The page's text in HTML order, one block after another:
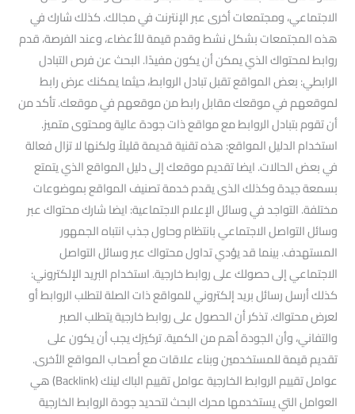
الاجتماعي، ومجتمعات أخرى عبر الإنترنت في مجالك. كذلك شارك في
هذه المجتمعات بشكل نشط وقدم قيمة للأعضاء، وعند الفرصة، قدم
روابط لمحتواك الذي يمكن أن يكون مفيدًا. البحث عن فرص التبادل
الرابطي: بعض المواقع تقبل تبادل الروابط، حيثما يمكنك عرض رابط
لموقعهم في موقعك مقابل رابط من موقعهم في موقعك. تأكد من
أن تقوم بتبادل الروابط مع مواقع ذات جودة عالية ومحتوى متميز.
استخدام الدليل المواقع: هذه تقنية قديمة قليلاً ولكنها لا تزال فعالة
في بعض الحالات. ايضا تقديم موقعك إلى دليل المواقع الذي يتمتع
بسمعة جيدة وكذلك الذى يقدم خدمة تصنيف المواقع بموضوعات
مختلفة. التواجد في وسائل الإعلام الاجتماعية: ايضا شارك محتواك عبر
وسائل التواصل الاجتماعي بانتظام وحاول جذب انتباه الجمهور
المستهدف. بينما قد يؤدي تداول محتواك عبر وسائل التواصل
الاجتماعي إلى حصولك على روابط خارجية. استخدام البريد الإلكتروني:
كذلك أرسل رسائل بريد إلكتروني للمواقع ذات الصلة لتطلب الروابط أو
لعرض محتواك. تذكر أن الحصول على روابط خارجية يتطلب الصبر
والتفاني، وأن الجودة أهم من الكمية. تركيزك يجب أن يكون على
تقديم قيمة للمستخدمين وبناء علاقات مع أصحاب المواقع الأخرى.
عوامل تقييم الروابط الخارجية عوامل تقييم الباك لينك (Backlink) هي
العوامل التي يستخدمها محرك البحث لتحديد جودة الروابط الخارجية